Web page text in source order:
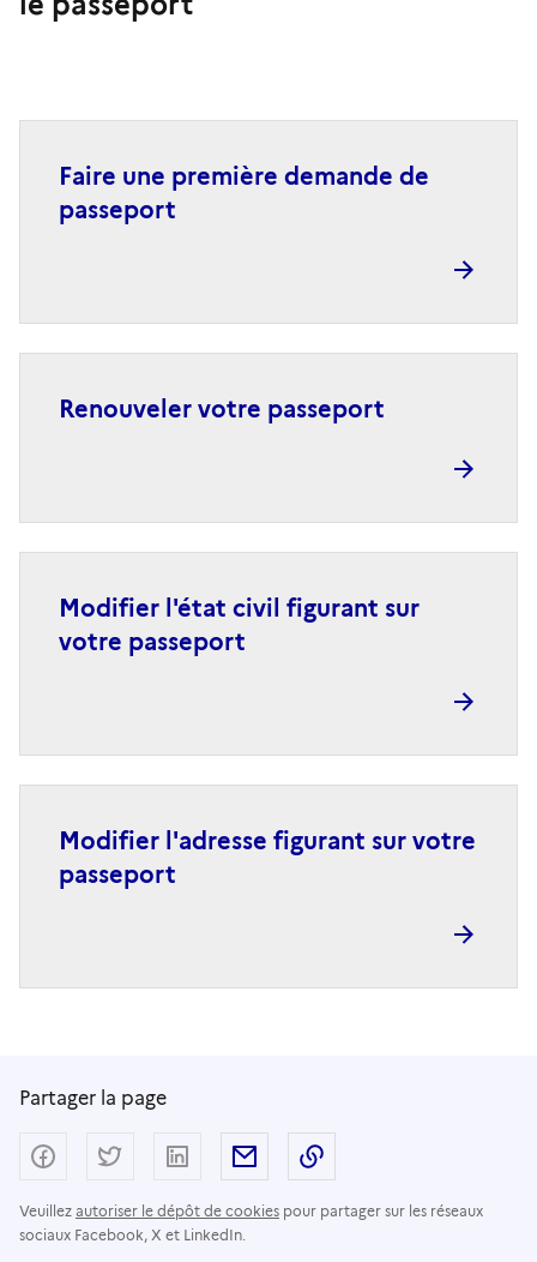
Faire une première demande de
passeport
Renouveler votre passeport
Modifier l'état civil figurant sur
votre passeport
Modifier l'adresse figurant sur votre
passeport
Partager la page
Veuillez autoriser le dépôt de cookies pour partager sur les réseaux
sociaux Facebook, X et LinkedIn.
Partager sur Facebook
Partager sur Twitter
Partager sur LinkedIn
Partager par email